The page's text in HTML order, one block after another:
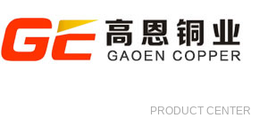
PRODUCT CENTER